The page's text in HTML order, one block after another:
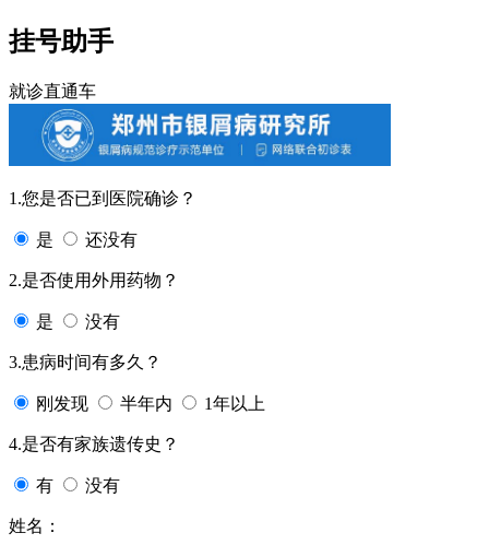
挂号助手
就诊直通车
1.您是否已到医院确诊？
是 还没有
2.是否使用外用药物？
是 没有
3.患病时间有多久？
刚发现 半年内 1年以上
4.是否有家族遗传史？
有 没有
姓名：